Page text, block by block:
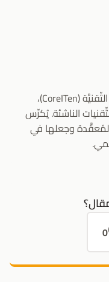
مُؤسِّس ورئيس تحرير الموسوعة التِّقنيَّة (CoreITen)،
الناشئة. يُكرِّس
وجعلها في
0